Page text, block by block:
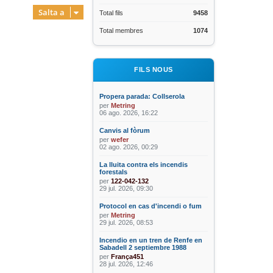
Salta a Total fils 9458
Total membres 1074
FILS NOUS
Propera parada: Collserola
per Metring
06 ago. 2026, 16:22
Canvis al fòrum
per wefer
02 ago. 2026, 00:29
La lluita contra els incendis
forestals
per 122-042-132
29 jul. 2026, 09:30
Protocol en cas d'incendi o fum
per Metring
29 jul. 2026, 08:53
Incendio en un tren de Renfe en
Sabadell 2 septiembre 1988
per França451
28 jul. 2026, 12:46